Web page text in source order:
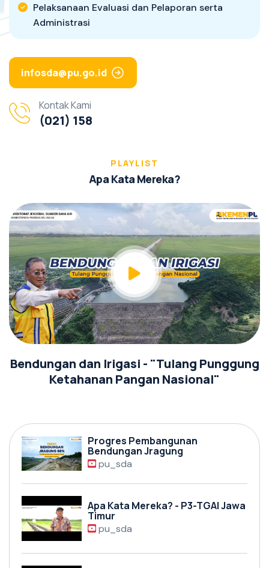
Pelaksanaan Evaluasi dan Pelaporan serta
Administrasi
infosda@pu.go.id
Kontak Kami
(021) 158
PLAYLIST
Apa Kata Mereka?
Bendungan dan Irigasi - "Tulang Punggung
Ketahanan Pangan Nasional"
Progres Pembangunan
Bendungan Jragung
pu_sda
Apa Kata Mereka? - P3-TGAI Jawa
Timur
pu_sda